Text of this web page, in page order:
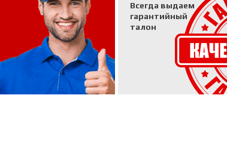
Всегда выдаем
гарантийный
талон